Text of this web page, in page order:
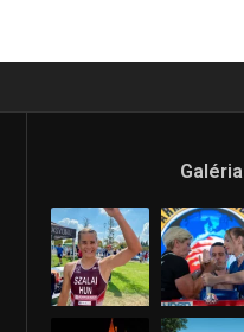
Galéria